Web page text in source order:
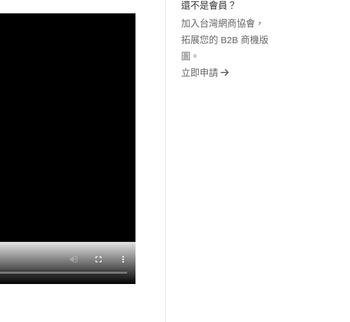
還不是會員？
加入台灣網商協會，
拓展您的 B2B 商機版
圖。
立即申請